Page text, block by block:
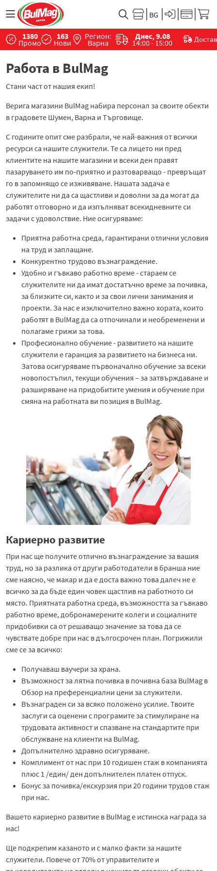
1380
Промо
163
Нови
Регион:
Варна
Днес, 9.08
14:00 - 15:00
Работа в BulMag
Стани част от нашия екип!
Верига магазини BulMag набира персонал за своите обекти
в градовете Шумен, Варна и Търговище.
С годините опит сме разбрали, че най-важния от всички
ресурси са нашите служители. Те са лицето ни пред
клиентите на нашите магазини и всеки ден правят
пазаруването им по-приятно и разтоварващо - превръщат
го в запомнящо се изживяване. Нашата задача е
служителите ни да са щастливи и доволни за да могат да
работят отговорно и да изпълняват всекидневните си
задачи с удоволствие. Ние осигуряваме:
Приятна работна среда, гарантирани отлични условия
на труд и заплащане.
Kонкурентно трудово възнаграждение.
Удобно и гъвкаво работно време - стараем се
служителите ни да имат достатъчно време за почивка,
за близките си, както и за свои лични занимания и
проекти. За нас е изключително важно хората, които
работят в BulMag да са отпочинали и необременени и
полагаме грижи за това.
Професионално обучение - развитието на нашите
служители е гаранция за развитието на бизнеса ни.
Затова осигуряваме първоначално обучение за всеки
новопостъпил, текущи обучения – за затвърждаване и
разширяване на придобитите умения и обучение при
смяна на работната ви позиция в BulMag.
Кaриерно развитие
При нас ще получите отлично възнаграждение за вашия
труд, но за разлика от други работодатели в бранша ние
сме наясно, че макар и да е доста важно това далеч не е
всичко за да бъде един човек щастлив на работното си
място. Приятната работна среда, възможността за гъвкаво
работно време, добронамерените колеги и социалните
придобивки са от решаващо значение за това да се
чувствате добре при нас в дългосрочен план. Погрижили
сме се за всичко:
Получаваш ваучери за храна.
Възможност за лятна почивка в почивна база BulMag в
Обзор на преференциални цени за служители.
Възнаграден си за всяко положено усилие. Твоите
заслуги са оценени с програмите за стимулиране на
трудовата активност и спазване на стандартите при
обслужване на клиенти на BulMag.
Допълнително здравно осигуряване.
Комплимент от нас при 10 годишен стаж в компанията
плюс 1 /един/ ден допълнителен платен отпуск.
Бонус за почивка/екскурзия при 20 години трудов стаж
при нас.
Вашето кариерно развитие в BulMag е истинска награда за
нас!
Ще подкрепим казаното и с малко факти за нашите
служители. Повече от 70% от управителите и